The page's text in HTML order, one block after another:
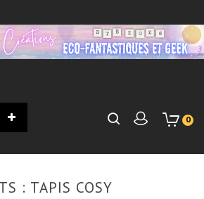
0
: TAPIS COSY